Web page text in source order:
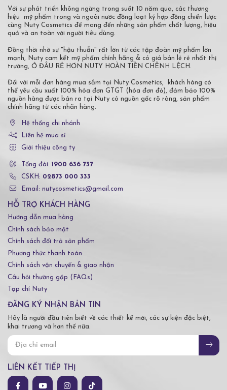
Với sự phát triển không ngừng trong suốt 10 năm qua, các thương
hiệu mỹ phẩm trong và ngoài nước đồng loạt ký hợp đồng chiến lược
cùng Nuty Cosmetics để mang đến những sản phẩm chất lượng, hiệu
quả và an toàn với người tiêu dùng.
Đồng thời nhờ sự "hậu thuẫn" rất lớn từ các tập đoàn mỹ phẩm lớn
mạnh, Nuty cam kết mỹ phẩm chính hãng & có giá bán lẻ rẻ nhất thị
trường, Ở ĐÂU RẺ HƠN NUTY HOÀN TIỀN CHÊNH LỆCH.
Đối với mỗi đơn hàng mua sắm tại Nuty Cosmetics, khách hàng có
thể yêu cầu xuất 100% hóa đơn GTGT (hóa đơn đỏ), đảm bảo 100%
nguồn hàng được bán ra tại Nuty có nguồn gốc rõ ràng, sản phẩm
chính hãng từ các nhãn hàng.
Hệ thống chi nhánh
Liên hệ mua sỉ
Giới thiệu công ty
Tổng đài: 1900 636 737
CSKH: 02873 000 333
Email: nutycosmetics@gmail.com
HỖ TRỢ KHÁCH HÀNG
Hướng dẫn mua hàng
Chính sách bảo mật
Chính sách đổi trả sản phẩm
Phương thức thanh toán
Chính sách vận chuyển & giao nhận
Câu hỏi thường gặp (FAQs)
Tạp chí Nuty
ĐĂNG KÝ NHẬN BẢN TIN
Hãy là người đầu tiên biết về các thiết kế mới, các sự kiện đặc biệt,
khai trương và hơn thế nữa.
LIÊN KẾT TIẾP THỊ